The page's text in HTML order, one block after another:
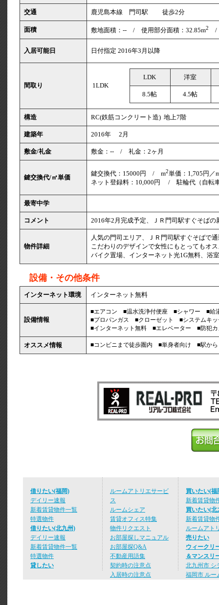
交通 鹿児島本線 門司駅 徒歩2分
面積 敷地面積：-- / 使用部分面積：32.85m2 /
入居可能日 日付指定 2016年3月以降
間取り 1LDK
LDK 洋室
8.5帖 4.5帖
構造 RC(鉄筋コンクリート造) 地上7階
建築年 2016年 2月
敷金/礼金 敷金：-- / 礼金：2ヶ月
鍵交換代/㎡単価
鍵交換代：15000円 / m2単価：1,705円／
ネット登録料：10,000円 / 駐輪代（自転
最寄中学
コメント 2016年2月完成予定、ＪＲ門司駅すぐそば
物件詳細
人気の門司エリア、ＪＲ門司駅すぐそばで
こだわりのデザインで女性にもとってもオ
バイク置場、インターネット光1G無料、浴
設備・その他条件
インターネット環境 インターネット無料
設備情報
■エアコン ■温水洗浄付便座 ■シャワー ■
■プロパンガス ■クローゼット ■システムキ
■インターネット無料 ■エレベーター ■防犯
オススメ情報 ■コンビニまで徒歩圏内 ■単身者向け ■駅か
借りたい(福岡)
デイリー速報
新着賃貸物件一覧
特選物件
借りたい(北九州)
デイリー速報
新着賃貸物件一覧
特選物件
貸したい
ルームアトリエサービ
ス
ルームシェア
賃貸オフィス特集
物件リクエスト
お部屋探しマニュアル
お部屋探Q&A
不動産用語集
契約時の注意点
入居時の注意点
買いたい(福
新着賃貸物
買いたい(北
新着賃貸物
ルームアト
売りたい
ウィークリ
＆マンスリ
北九州市 シ
福岡市 ルー